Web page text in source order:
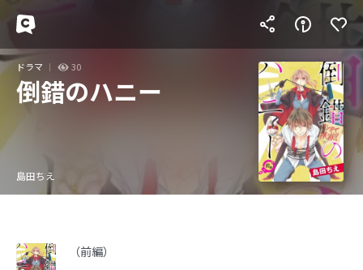
ドラマ 30
倒錯のハニー
島田ちえ
（前編）